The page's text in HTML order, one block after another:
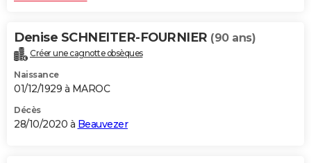
Denise SCHNEITER-FOURNIER (90 ans)
Créer une cagnotte obsèques
Naissance
01/12/1929 à MAROC
Décès
28/10/2020 à Beauvezer